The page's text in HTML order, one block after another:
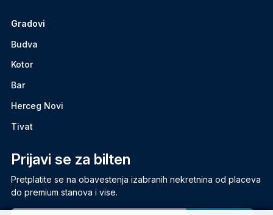
Gradovi
Budva
Kotor
Bar
Herceg Novi
Tivat
Prijavi se za bilten
Pretplatite se na obavestenja izabranih nekretnina od placeva
do premium stanova i vise.